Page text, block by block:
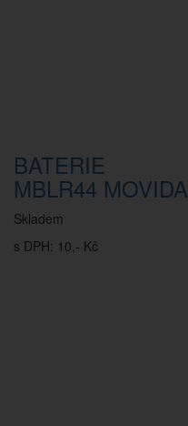
BATERIE
MBLR44 MOVIDA
Skladem
s DPH: 10,- Kč